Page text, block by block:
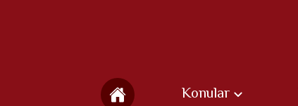
Konular